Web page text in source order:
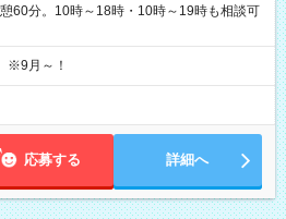
分。10時～18時・10時～19時も相談可
※9月～！
応募する 詳細へ